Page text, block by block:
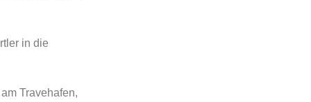
in die
Travehafen,